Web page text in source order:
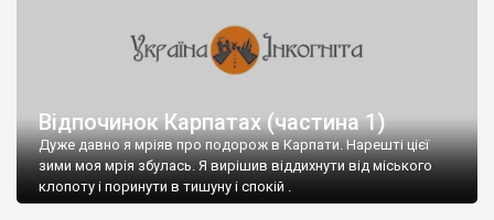
Відпочинок Карпатах (частина 1)
Дуже давно я мріяв про подорож в Карпати. Нарешті цієї
зими моя мрія збулась. Я вирішив віддихнути від міського
клопоту і поринути в тишуну і спокій .